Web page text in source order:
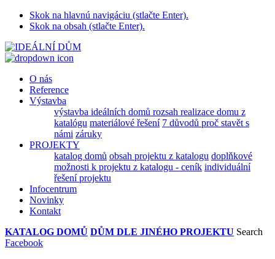
Skok na hlavnú navigáciu (stlačte Enter).
Skok na obsah (stlačte Enter).
O nás
Reference
Výstavba
výstavba ideálních domů rozsah realizace domu z
katalógu materiálové řešení 7 důvodů proč stavět s
námi záruky
PROJEKTY
katalog domů obsah projektu z katalogu doplňkové
možnosti k projektu z katalogu - ceník individuální
řešení projektu
Infocentrum
Novinky
Kontakt
KATALOG DOMŮ DŮM DLE JINÉHO PROJEKTU Search
Facebook